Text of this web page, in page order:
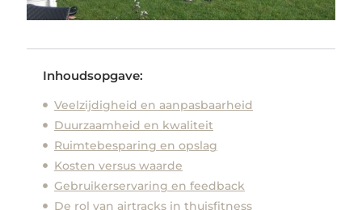
Inhoudsopgave:
Veelzijdigheid en aanpasbaarheid
Duurzaamheid en kwaliteit
Ruimtebesparing en opslag
Kosten versus waarde
Gebruikerservaring en feedback
De rol van airtracks in thuisfitness